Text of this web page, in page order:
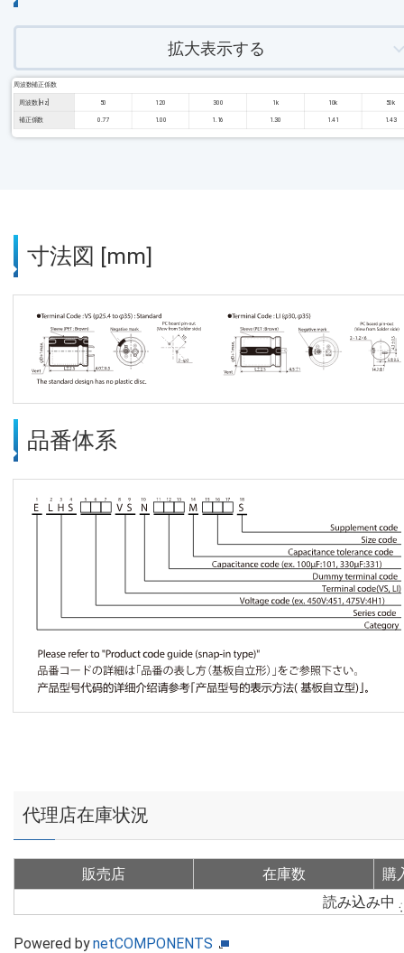
拡大表示する
周波数補正係数
周波数 [Hz] 50 120 300 1k 10k 50k
補正係数 0.77 1.00 1.16 1.30 1.41 1.43
寸法図 [mm]
品番体系
代理店在庫状況
販売店 在庫数
購
読み込み中
Powered bynetCOMPONENTS